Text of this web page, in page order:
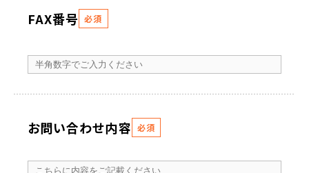
FAX番号 必須
お問い合わせ内容 必須